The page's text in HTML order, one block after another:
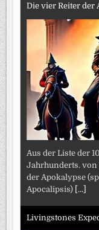
Die vier Reiter der
Aus der Liste der
Jahrhunderts. von
der Apokalypse
Apocalipsis) [...]
Livingstones